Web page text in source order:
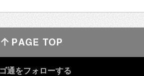
通をフォローする